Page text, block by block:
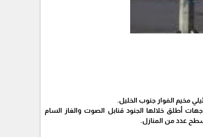
مخيم الفوار جنوب الخليل.
أطلق خلالها الجنود قنابل الصوت والغاز السام
عدد من المنازل.